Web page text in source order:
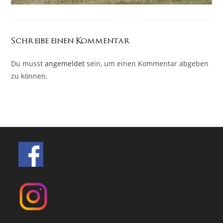
Schreibe einen Kommentar
Du musstangemeldet sein, um einen Kommentar abgeben
zu können.